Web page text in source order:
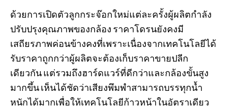
ด้วยการเปิดตัวลูกกระจ๊อกใหม่แต่ละครั้งผู้ผลิตกำลัง
ปรับปรุงคุณภาพของกล้อง ราคาโดรนยังคงมี
เสถียรภาพค่อนข้างคงที่เพราะเนื่องจากเทคโนโลยีได้
รับราคาถูกกว่าผู้ผลิตจะต้องเก็บราคาขายปลีก
เดียวกัน แต่รวมถึงฮาร์ดแวร์ที่ดีกว่าและกล้องขั้นสูง
มากขึ้น เห็นได้ชัดว่าเสียงพึมพำสามารถบรรทุกน้ำ
หนักได้มากเพื่อให้เทคโนโลยีก้าวหน้าในอัตราเดียว